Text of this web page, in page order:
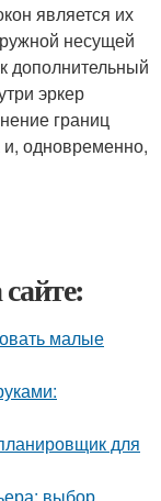
является их
несущей
дополнительный
эркер
границ
одновременно,
малые
для